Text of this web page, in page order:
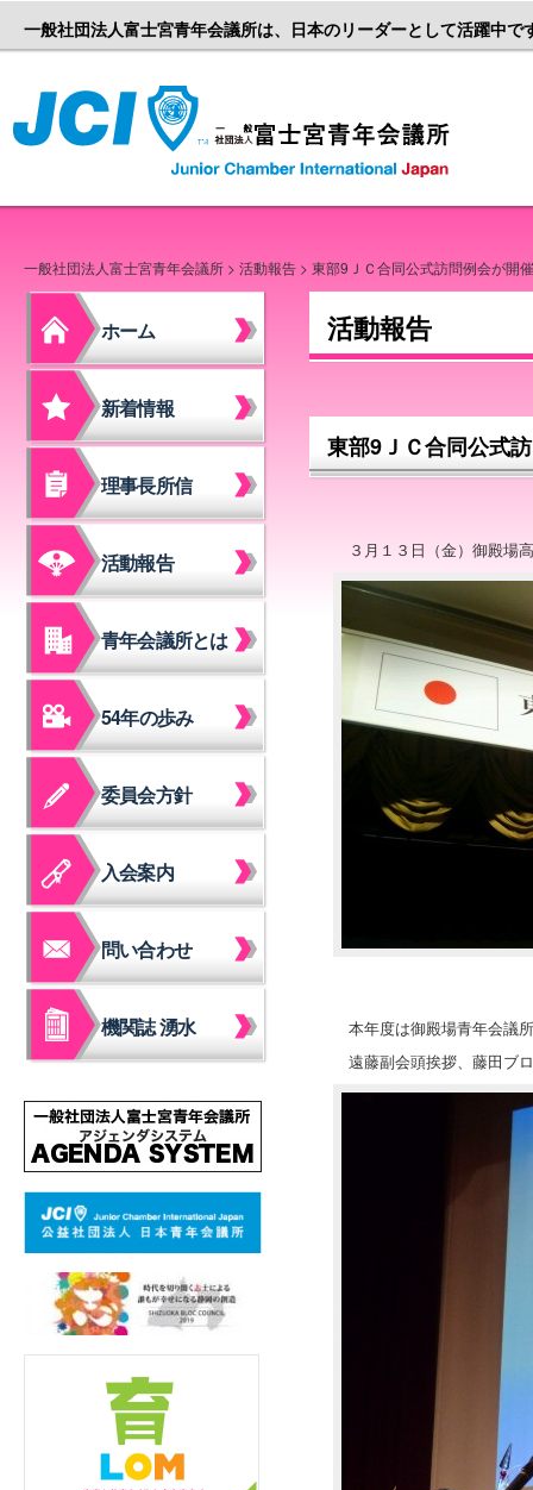
一般社団法人富士宮青年会議所は、日本のリーダーとして活躍中で
一般社団法人富士宮青年会議所 > 活動報告 > 東部9ＪＣ合同公式訪問例会が開
ホーム
新着情報
理事長所信
活動報告
青年会議所とは
54年の歩み
委員会方針
入会案内
問い合わせ
機関誌 湧水
活動報告
東部9ＪＣ合同公式
３月１３日（金）御殿場
本年度は御殿場青年会議
遠藤副会頭挨拶、藤田ブ